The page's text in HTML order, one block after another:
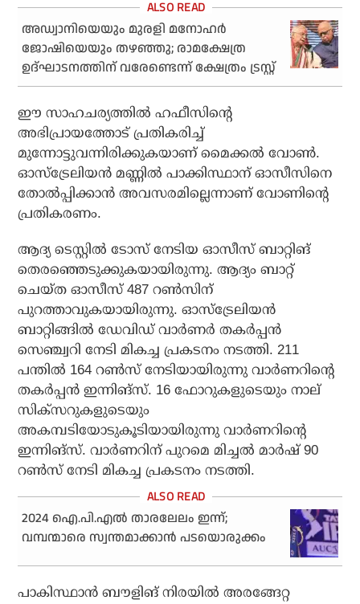
അഡ്വാനിയെയും മുരളി മനോഹർ
ജോഷിയെയും തഴഞ്ഞു; രാമക്ഷേത്ര
ഉദ്ഘാടനത്തിന് വരേണ്ടെന്ന് ക്ഷേത്രം ട്രസ്റ്റ്
ഈ സാഹചര്യത്തില്‍ ഹഫീസിന്റെ
അഭിപ്രായത്തോട് പ്രതികരിച്ച്
മുന്നോട്ടുവന്നിരിക്കുകയാണ് മൈക്കല്‍ വോണ്‍.
ഓസ്‌ട്രേലിയന്‍ മണ്ണില്‍ പാക്കിസ്ഥാന് ഓസീസിനെ
തോല്‍പ്പിക്കാന്‍ അവസരമില്ലെന്നാണ് വോണിന്റെ
പ്രതികരണം.
ആദ്യ ടെസ്റ്റില്‍ ടോസ് നേടിയ ഓസീസ് ബാറ്റിങ്
തെരഞ്ഞെടുക്കുകയായിരുന്നു. ആദ്യം ബാറ്റ്
ചെയ്ത ഓസീസ് 487 റണ്‍സിന്
പുറത്താവുകയായിരുന്നു. ഓസ്‌ട്രേലിയന്‍
ബാറ്റിങ്ങില്‍ ഡേവിഡ് വാര്‍ണര്‍ തകര്‍പ്പന്‍
സെഞ്ച്വറി നേടി മികച്ച പ്രകടനം നടത്തി. 211
പന്തില്‍ 164 റണ്‍സ് നേടിയായിരുന്നു വാര്‍ണറിന്റെ
തകര്‍പ്പന്‍ ഇന്നിങ്സ്. 16 ഫോറുകളുടെയും നാല്
സിക്‌സറുകളുടെയും
അകമ്പടിയോടുകൂടിയായിരുന്നു വാര്‍ണറിന്റെ
ഇന്നിങ്സ്. വാര്‍ണറിന് പുറമെ മിച്ചല്‍ മാര്‍ഷ് 90
റണ്‍സ് നേടി മികച്ച പ്രകടനം നടത്തി.
2024 ഐ.പി.എല്‍ താരലേലം ഇന്ന്;
വമ്പന്മാരെ സ്വന്തമാക്കാന്‍ പടയൊരുക്കം
പാകിസ്ഥാന്‍ ബൗളിങ് നിരയില്‍ അരങ്ങേറ്റ